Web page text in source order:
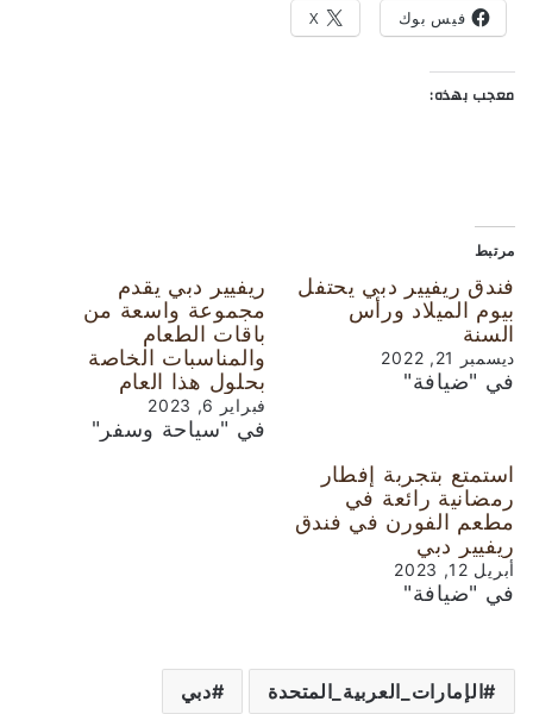
فيس بوك X
معجب بهذه:
مرتبط
فندق ريفيير دبي يحتفل
بيوم الميلاد ورأس
السنة
ديسمبر 21, 2022
في "ضيافة"
ريفيير دبي يقدم
مجموعة واسعة من
باقات الطعام
والمناسبات الخاصة
بحلول هذا العام
فبراير 6, 2023
في "سياحة وسفر"
استمتع بتجربة إفطار
رمضانية رائعة في
مطعم الفورن في فندق
ريفيير دبي
أبريل 12, 2023
في "ضيافة"
الإمارات_العربية_المتحدة دبي